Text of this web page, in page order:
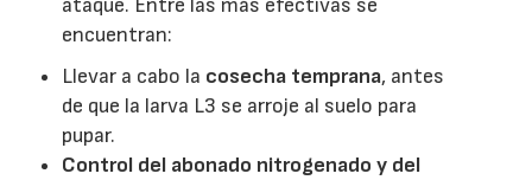
ataque. Entre las más efectivas se
encuentran:
Llevar a cabo la cosecha temprana, antes
de que la larva L3 se arroje al suelo para
pupar.
Control del abonado nitrogenado y del